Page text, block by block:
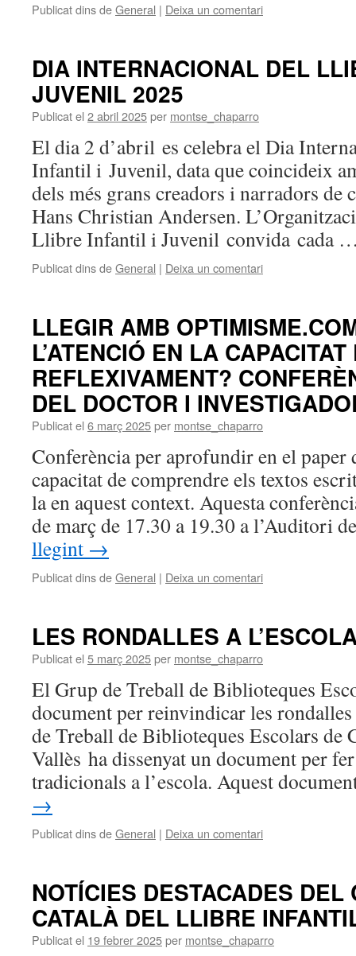
Publicat dins deGeneral | Deixa un comentari
DIA INTERNACIONAL DEL
JUVENIL 2025
Publicat el 2 abril 2025per montse_chaparro
El dia 2 d’abril es celebra el Dia
Infantil i Juvenil, data que coincideix
dels més grans creadors i narradors de
Hans Christian Andersen.
Llibre Infantil i Juvenil convida cada
Publicat dins deGeneral | Deixa un comentari
LLEGIR AMB
L’ATENCIÓ EN LA
REFLEXIVAMENT?
DEL DOCTOR I
Publicat el 6 març 2025per montse_chaparro
Conferència per aprofundir en el paper
capacitat de comprendre els textos
la en aquest context. Aquesta
de març de 17.30 a 19.30 a
llegint →
Publicat dins deGeneral | Deixa un comentari
LES RONDALLES A
Publicat el 5 març 2025per montse_chaparro
El Grup de Treball de Biblioteques
document per reinvindicar les
de Treball de Biblioteques Escolars de
Vallès ha dissenyat un document per
tradicionals a l’escola. Aquest
→
Publicat dins deGeneral | Deixa un comentari
NOTÍCIES DESTACADES DEL
CATALÀ DEL LLIBRE
Publicat el 19 febrer 2025per montse_chaparro